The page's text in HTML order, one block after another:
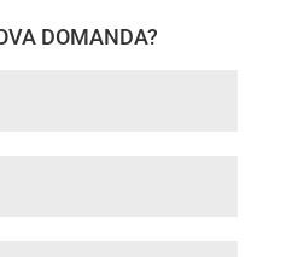
DOMANDA?